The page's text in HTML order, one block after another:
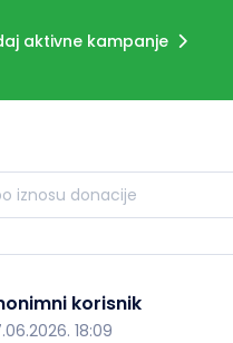
aktivne kampanje
korisnik
18:09